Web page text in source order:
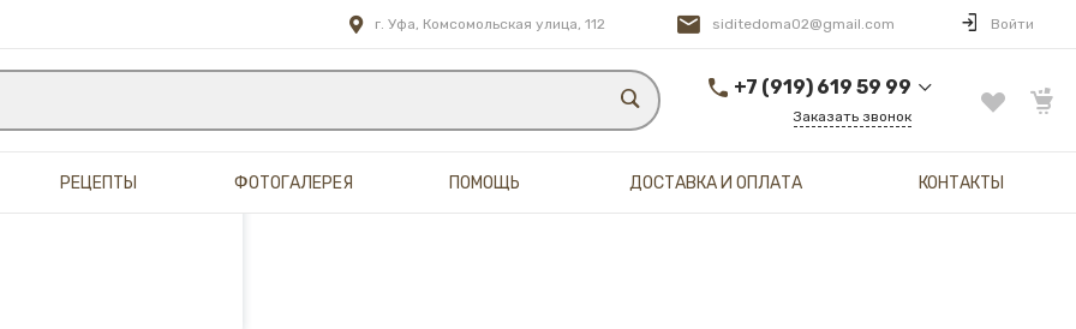
и третьими
просмотр страниц
г. Уфа, Комсомольская улица, 112 siditedoma02@gmail.com Войти
+7 (919) 619 59 99
г. Уфа, Комсомольская
Заказать звонок
РЕЦЕПТЫ ФОТОГАЛЕРЕЯ ПОМОЩЬ ДОСТАВКА И ОПЛАТА КОНТАКТЫ